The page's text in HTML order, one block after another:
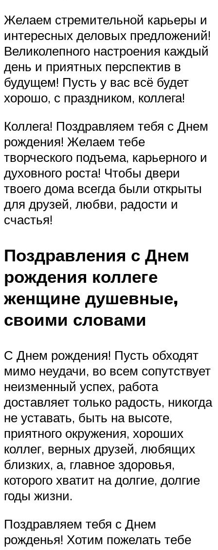
Желаем стремительной карьеры и
интересных деловых предложений!
Великолепного настроения каждый
день и приятных перспектив в
будущем! Пусть у вас всё будет
хорошо, с праздником, коллега!
Коллега! Поздравляем тебя с Днем
рождения! Желаем тебе
творческого подъема, карьерного и
духовного роста! Чтобы двери
твоего дома всегда были открыты
для друзей, любви, радости и
счастья!
Поздравления с Днем
рождения коллеге
женщине душевные,
своими словами
С Днем рождения! Пусть обходят
мимо неудачи, во всем сопутствует
неизменный успех, работа
доставляет только радость, никогда
не уставать, быть на высоте,
приятного окружения, хороших
коллег, верных друзей, любящих
близких, а, главное здоровья,
которого хватит на долгие, долгие
годы жизни.
Поздравляем тебя с Днем
рожденья! Хотим пожелать тебе